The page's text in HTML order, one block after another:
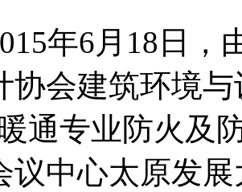
年6月18日，
协会建筑环境
通专业防火及
议中心太原发